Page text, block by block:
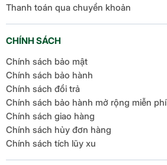
Thanh toán qua chuyển khoản
CHÍNH SÁCH
Chính sách bảo mật
Chính sách bảo hành
Chính sách đổi trả
Chính sách bảo hành mở rộng miễn phí
Chính sách giao hàng
Chính sách hủy đơn hàng
Chính sách tích lũy xu